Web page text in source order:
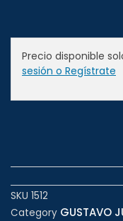
Precio disponible
sesión o Regístrate
SKU 1512
Category GUSTAVO